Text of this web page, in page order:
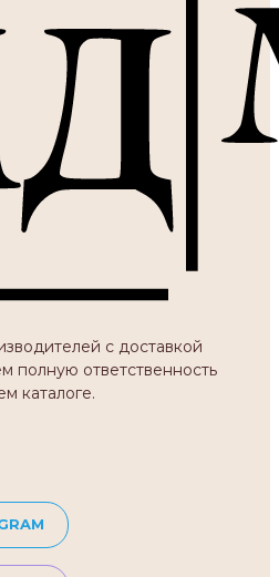
с доставкой
полную ответственность
каталоге.